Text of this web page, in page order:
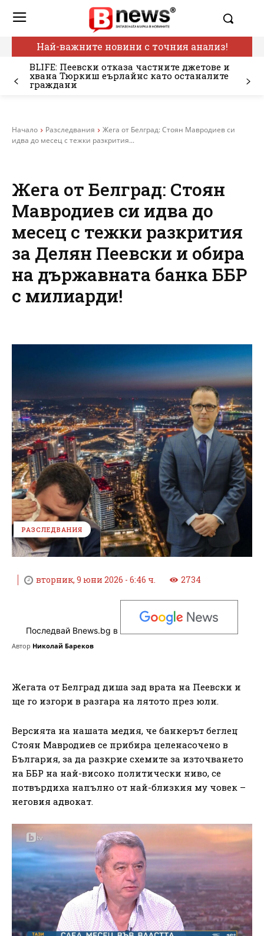
Най-важните новини с точния анализ!
BLIFE: Пеевски отказа частните джетове и
хвана Тюркиш еърлайнс като останалите
граждани
Начало Разследвания
Жега от Белград: Стоян Мавродиев си
идва до месец с тежки разкрития...
Жега от Белград: Стоян
Мавродиев си идва до
месец с тежки разкрития
за Делян Пеевски и обира
на държавната банка ББР
с милиарди!
РАЗСЛЕДВАНИЯ
вторник, 9 юни 2026 - 6:46 ч. 2734
Последвай Bnews.bg в
Автор Николай Бареков
Жегата от Белград диша зад врата на Пеевски и
ще го изгори в разгара на лятото през юли.
Версията на нашата медия, че банкерът беглец
Стоян Мавродиев се прибира целенасочено в
България, за да разкрие схемите за източването
на ББР на най-високо политически ниво, се
потвърдиха напълно от най-близкия му човек –
неговия адвокат.